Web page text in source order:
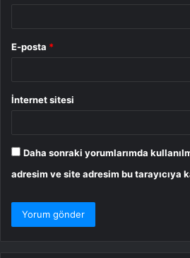
E-posta *
İnternet sitesi
Daha sonraki yorumlarımda
adresim ve site adresim bu tarayıcıya